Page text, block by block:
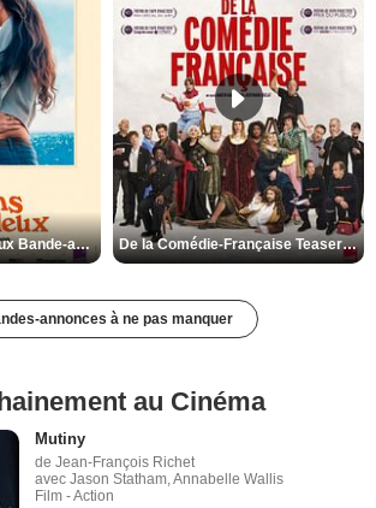
Les Matins merveilleux Bande-annonce VF De la Comédie-Française Teaser VF
annonces à ne pas manquer
au Cinéma
Mutiny
de Jean-François Richet
avec Jason Statham, Annabelle Wallis
Film - Action